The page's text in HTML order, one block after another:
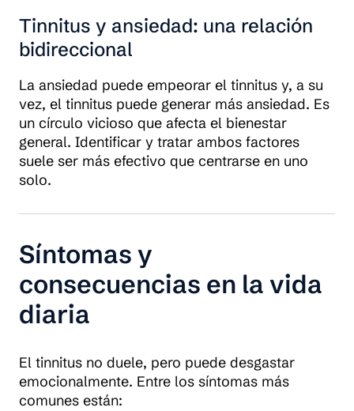
Tinnitus y ansiedad: una relación
bidireccional
La ansiedad puede empeorar el tinnitus y, a su
vez, el tinnitus puede generar más ansiedad. Es
un círculo vicioso que afecta el bienestar
general. Identificar y tratar ambos factores
suele ser más efectivo que centrarse en uno
solo.
Síntomas y
consecuencias en la vida
diaria
El tinnitus no duele, pero puede desgastar
emocionalmente. Entre los síntomas más
comunes están: